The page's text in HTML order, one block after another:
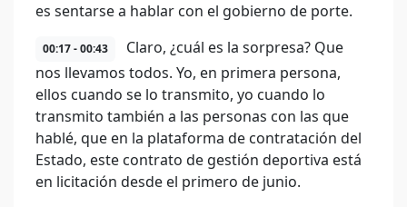
es sentarse a hablar con el gobierno de porte.
00:17 - 00:43
Claro, ¿cuál es la sorpresa? Que
nos llevamos todos. Yo, en primera persona,
ellos cuando se lo transmito, yo cuando lo
transmito también a las personas con las que
hablé, que en la plataforma de contratación del
Estado, este contrato de gestión deportiva está
en licitación desde el primero de junio.